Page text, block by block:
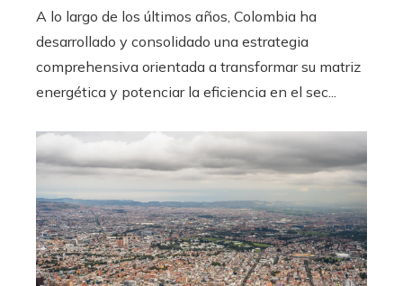
A lo largo de los últimos años, Colombia ha
desarrollado y consolidado una estrategia
comprehensiva orientada a transformar su matriz
energética y potenciar la eficiencia en el sec...